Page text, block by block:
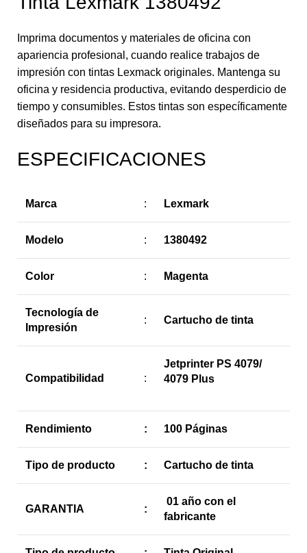
Imprima documentos y materiales de oficina con
apariencia profesional, cuando realice trabajos de
impresión con tintas Lexmack originales. Mantenga su
oficina y residencia productiva, evitando desperdicio de
tiempo y consumibles. Estos tintas son específicamente
diseñados para su impresora.
ESPECIFICACIONES
Marca : Lexmark
Modelo : 1380492
Color : Magenta
Tecnología de
Impresión
: Cartucho de tinta
Compatibilidad :
Jetprinter PS 4079/
4079 Plus
Rendimiento : 100 Páginas
Tipo de producto : Cartucho de tinta
GARANTIA :
01 año con el
fabricante